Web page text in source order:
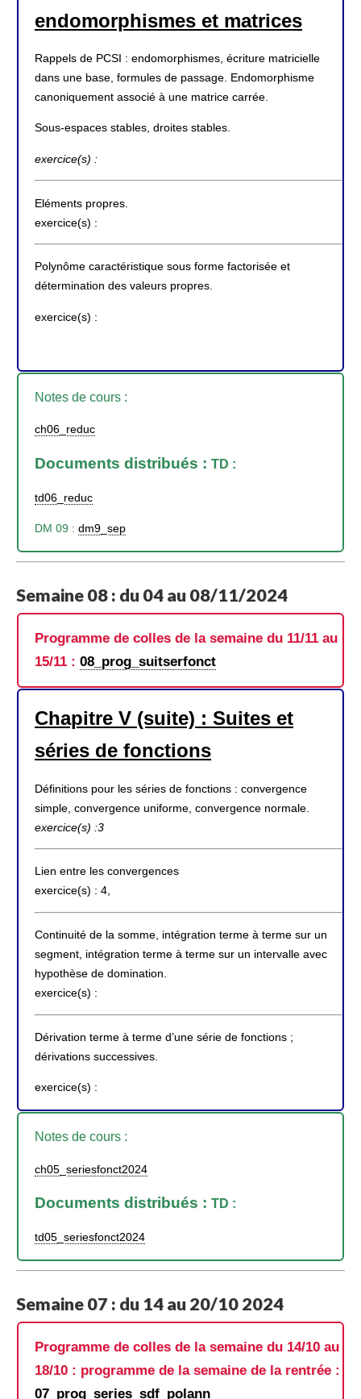
endomorphismes et matrices
Rappels de PCSI : endomorphismes, écriture matricielle
dans une base, formules de passage. Endomorphisme
canoniquement associé à une matrice carrée.
Sous-espaces stables, droites stables.
exercice(s) :
Eléments propres.
exercice(s) :
Polynôme caractéristique sous forme factorisée et
détermination des valeurs propres.
exercice(s) :
Notes de cours :
ch06_reduc
Documents distribués : TD :
td06_reduc
DM 09 : dm9_sep
Semaine 08 : du 04 au 08/11/2024
Programme de colles de la semaine du 11/11 au
15/11 : 08_prog_suitserfonct
Chapitre V (suite) : Suites et
séries de fonctions
Définitions pour les séries de fonctions : convergence
simple, convergence uniforme, convergence normale.
exercice(s) :3
Lien entre les convergences
exercice(s) : 4,
Continuité de la somme, intégration terme à terme sur un
segment, intégration terme à terme sur un intervalle avec
hypothèse de domination.
exercice(s) :
Dérivation terme à terme d’une série de fonctions ;
dérivations successives.
exercice(s) :
Notes de cours :
ch05_seriesfonct2024
Documents distribués : TD :
td05_seriesfonct2024
Semaine 07 : du 14 au 20/10 2024
Programme de colles de la semaine du 14/10 au
18/10 : programme de la semaine de la rentrée :
07_prog_series_sdf_polann